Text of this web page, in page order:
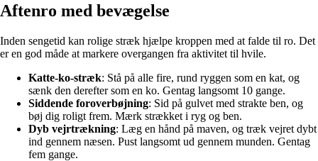
Aftenro med bevægelse
Inden sengetid kan rolige stræk hjælpe kroppen med at falde til ro. Det
er en god måde at markere overgangen fra aktivitet til hvile.
Katte-ko-stræk: Stå på alle fire, rund ryggen som en kat, og
sænk den derefter som en ko. Gentag langsomt 10 gange.
Siddende foroverbøjning: Sid på gulvet med strakte ben, og
bøj dig roligt frem. Mærk strækket i ryg og ben.
Dyb vejrtrækning: Læg en hånd på maven, og træk vejret dybt
ind gennem næsen. Pust langsomt ud gennem munden. Gentag
fem gange.